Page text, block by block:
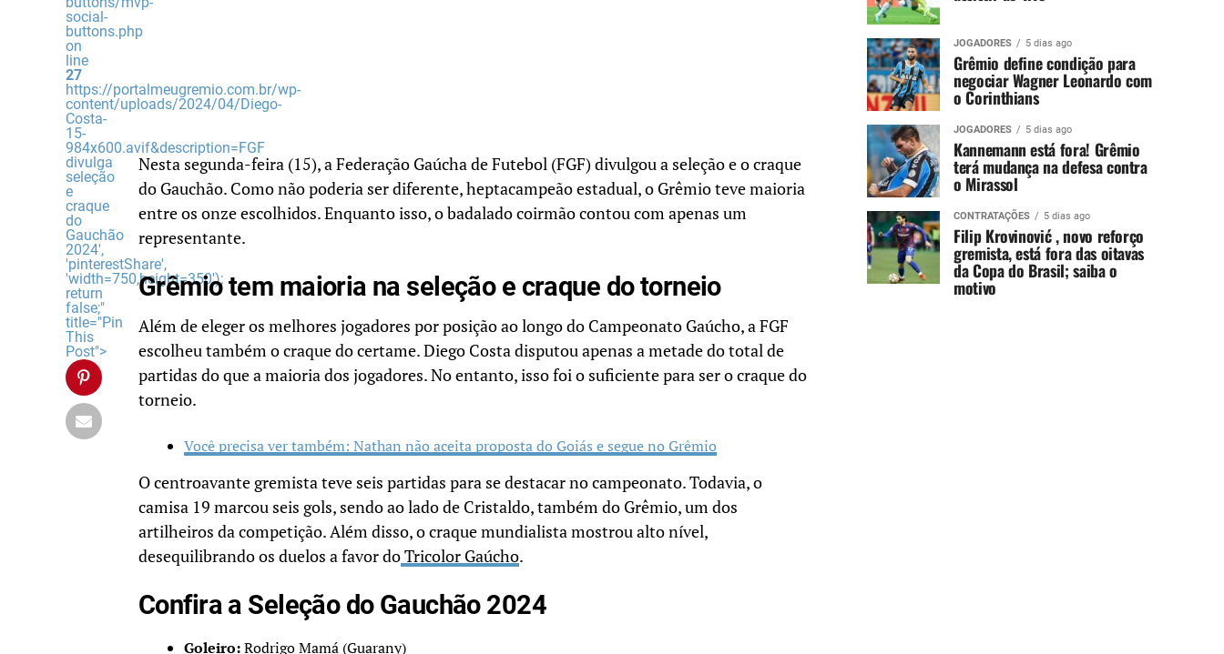
social-
buttons.php
on
line
27
https://portalmeugremio.com.br/wp-
content/uploads/2024/04/Diego-
Costa-
15-
984x600.avif&description=FGF
divulga
seleção
e
craque
do
Gauchão
2024',
'pinterestShare',
'width=750,height=350');
return
false;"
title="Pin
This
Post">
Nesta segunda-feira (15), a Federação Gaúcha de Futebol (FGF) divulgou a seleção e o craque
do Gauchão. Como não poderia ser diferente, heptacampeão estadual, o Grêmio teve maioria
entre os onze escolhidos. Enquanto isso, o badalado coirmão contou com apenas um
representante.
Grêmio tem maioria na seleção e craque do torneio
Além de eleger os melhores jogadores por posição ao longo do Campeonato Gaúcho, a FGF
escolheu também o craque do certame. Diego Costa disputou apenas a metade do total de
partidas do que a maioria dos jogadores. No entanto, isso foi o suficiente para ser o craque do
torneio.
Você precisa ver também: Nathan não aceita proposta do Goiás e segue no Grêmio
O centroavante gremista teve seis partidas para se destacar no campeonato. Todavia, o
camisa 19 marcou seis gols, sendo ao lado de Cristaldo, também do Grêmio, um dos
artilheiros da competição. Além disso, o craque mundialista mostrou alto nível,
desequilibrando os duelos a favor doTricolor Gaúcho.
Confira a Seleção do Gauchão 2024
Goleiro:Rodrigo Mamá (Guarany)
JOGADORES 5 dias ago
Grêmio define condição para
negociar Wagner Leonardo com
o Corinthians
JOGADORES 5 dias ago
Kannemann está fora! Grêmio
terá mudança na defesa contra
o Mirassol
CONTRATAÇÕES 5 dias ago
Filip Krovinović , novo reforço
gremista, está fora das oitavas
da Copa do Brasil; saiba o
motivo